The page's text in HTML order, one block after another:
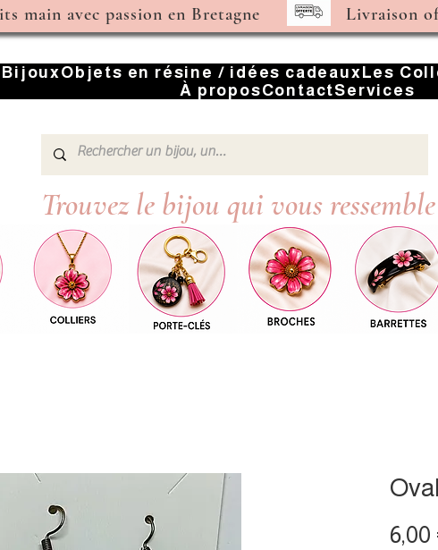
main avec passion en Bretagne Livraison
BijouxObjets en résine / idées cadeaux Les
À proposContactServices
Trouvez le bijou qui vous ressemble
6,00